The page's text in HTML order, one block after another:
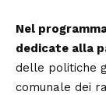
Nel
dedicate alla
delle politiche
comunale dei